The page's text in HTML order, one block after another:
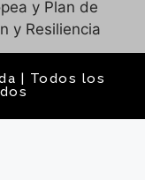
| Todos los